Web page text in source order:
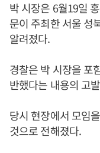
박 시장은 6월19일
문이 주최한 서울 성
알려졌다.
경찰은 박 시장을 포
반했다는 내용의 고
당시 현장에서 모임
것으로 전해졌다.